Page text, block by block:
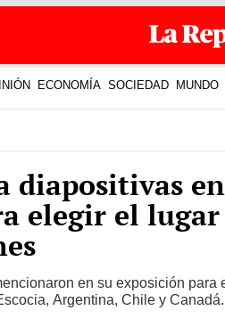
ECONOMÍA SOCIEDAD MUNDO
diapositivas en
elegir el lugar
en su exposición para
Argentina, Chile y